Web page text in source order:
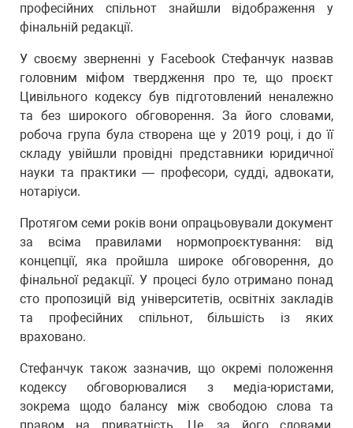
професійних спільнот знайшли відображення у
фінальній редакції.
У своєму зверненні у Facebook Стефанчук назвав
головним міфом твердження про те, що проєкт
Цивільного кодексу був підготовлений неналежно
та без широкого обговорення. За його словами,
робоча група була створена ще у 2019 році, і до її
складу увійшли провідні представники юридичної
науки та практики — професори, судді, адвокати,
нотаріуси.
Протягом семи років вони опрацьовували документ
за всіма правилами нормопроєктування: від
концепції, яка пройшла широке обговорення, до
фінальної редакції. У процесі було отримано понад
сто пропозицій від університетів, освітніх закладів
та професійних спільнот, більшість із яких
враховано.
Стефанчук також зазначив, що окремі положення
кодексу обговорювалися з медіа-юристами,
зокрема щодо балансу між свободою слова та